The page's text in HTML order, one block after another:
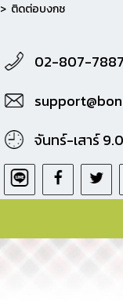
> ติดต่อบงกช
02-807-7887
จันทร์-เสาร์